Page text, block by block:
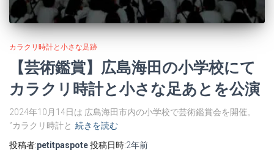
カラクリ時計と小さな足跡
【芸術鑑賞】広島海田の小学校にて
カラクリ時計と小さな足あとを公演
2024年10月14日は 広島海田市内の小学校で芸術鑑賞会を開催。
‘’カラクリ時計と 続きを読む
投稿者:petitpaspote投稿日時:2年前